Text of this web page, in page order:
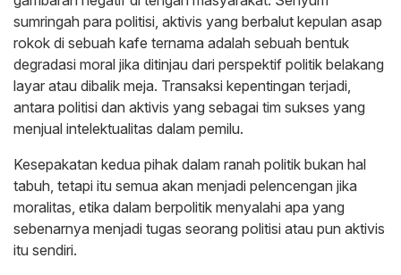
sumringah para politisi, aktivis yang berbalut kepulan asap
rokok di sebuah kafe ternama adalah sebuah bentuk
degradasi moral jika ditinjau dari perspektif politik belakang
layar atau dibalik meja. Transaksi kepentingan terjadi,
antara politisi dan aktivis yang sebagai tim sukses yang
menjual intelektualitas dalam pemilu.
Kesepakatan kedua pihak dalam ranah politik bukan hal
tabuh, tetapi itu semua akan menjadi pelencengan jika
moralitas, etika dalam berpolitik menyalahi apa yang
sebenarnya menjadi tugas seorang politisi atau pun aktivis
itu sendiri.